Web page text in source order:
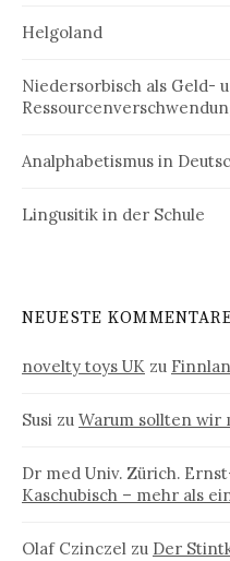
Helgoland
Niedersorbisch als Geld-
Analphabetismus in
Lingusitik in der Schule
NEUESTE
novelty toys UK zu
Susi zu Warum sollten wir
Dr med Univ. Zürich.
Kaschubisch – mehr als
Olaf Czinczel zu Der